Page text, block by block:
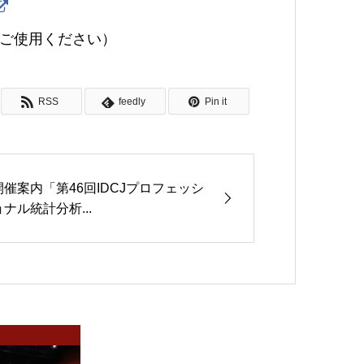
使用ください）
RSS feedly Pin it
催案内「第46回IDCJプロフェッシ
ナル統計分析...